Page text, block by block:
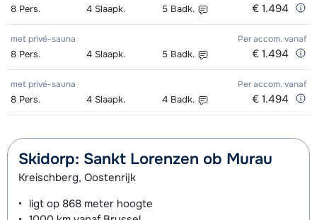
8 Pers. 4 Slaapk. 5 Badk. € 1.494
met privé-sauna Per accom. vanaf
8 Pers. 4 Slaapk. 5 Badk. € 1.494
met privé-sauna Per accom. vanaf
8 Pers. 4 Slaapk. 4 Badk. € 1.494
Skidorp: Sankt Lorenzen ob Murau
Kreischberg, Oostenrijk
ligt op 868 meter hoogte